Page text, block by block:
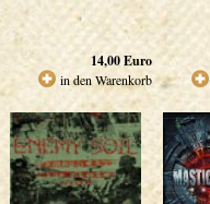
14,00Euro
in den Warenkorb